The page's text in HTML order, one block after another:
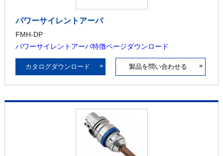
パワーサイレントアーバ
FMH-DP
パワーサイレントアーバ特徴ページダウンロード
カタログダウンロード » 製品を問い合わせる »